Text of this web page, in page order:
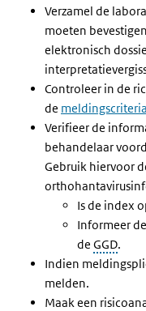
Verzamel de
moeten
elektronisch
Controleer in de
de meldingscriteria
Verifieer de
behandelaar
Gebruik hiervoor
Is de index
Informeer
de GGD.
Indien
melden.
Maak een